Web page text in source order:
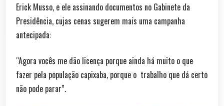
Erick Musso, e ele assinando documentos no Gabinete da
Presidência, cujas cenas sugerem mais uma campanha
antecipada:
“Agora vocês me dão licença porque ainda há muito o que
fazer pela população capixaba, porque o trabalho que dá certo
não pode parar”.